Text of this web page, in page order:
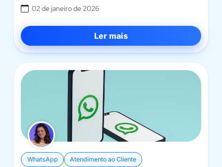
02 de janeiro de 2026
Ler mais
WhatsApp Atendimento ao Cliente